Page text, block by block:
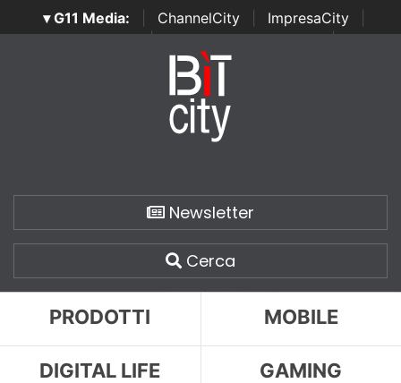
▾ G11 Media: ChannelCity ImpresaCity
SecurityOpenLab | Italian Channel Awards | Italian
Italian Security Awards
Newsletter
Cerca
PRODOTTI MOBILE
DIGITAL LIFE GAMING